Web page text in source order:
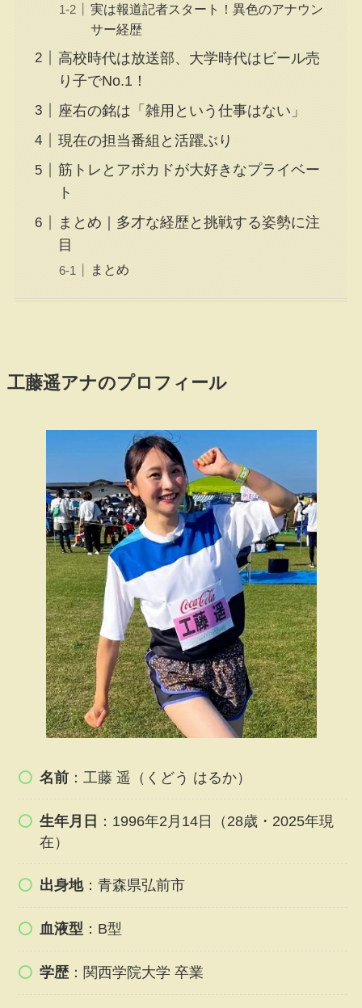
実は報道記者スタート！異色のアナウン
サー経歴
高校時代は放送部、大学時代はビール売
り子でNo.1！
座右の銘は「雑用という仕事はない」
現在の担当番組と活躍ぶり
筋トレとアボカドが大好きなプライベー
ト
まとめ｜多才な経歴と挑戦する姿勢に注
目
まとめ
工藤遥アナのプロフィール
名前 ：工藤 遥（くどう はるか）
生年月日 ：1996年2月14日（28歳・2025年現
在）
出身地：青森県弘前市
血液型 ：B型
学歴 ：関西学院大学 卒業